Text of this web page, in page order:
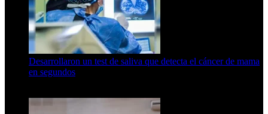
Desarrollaron un test de saliva que detecta el cáncer de mama
en segundos